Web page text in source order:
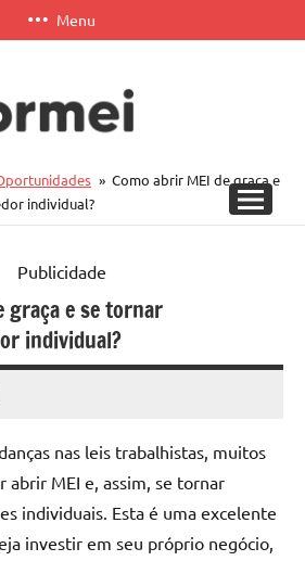
Menu
APP
Como abrir MEI de graça e
individual?
Publicidade
graça e se tornar
individual?
nas leis trabalhistas, muitos
abrir MEI e, assim, se tornar
individuais. Esta é uma excelente
investir em seu próprio negócio,